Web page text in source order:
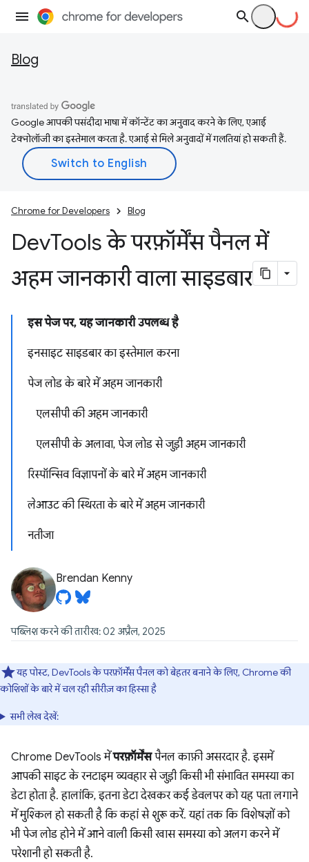
Blog
Google आपकी पसंदीदा भाषा में कॉन्टेंट का अनुवाद करने के लिए, एआई
टेक्नोलॉजी का इस्तेमाल करता है. एआई से मिले अनुवादों में गलतियां हो सकती हैं.
Chrome for Developers Blog
DevTools के परफ़ॉर्मेंस पैनल में
अहम जानकारी वाला साइडबार
इस पेज पर, यह जानकारी उपलब्ध है
इनसाइट साइडबार का इस्तेमाल करना
पेज लोड के बारे में अहम जानकारी
एलसीपी की अहम जानकारी
एलसीपी के अलावा, पेज लोड से जुड़ी अहम जानकारी
रिस्पॉन्सिव विज्ञापनों के बारे में अहम जानकारी
लेआउट की स्थिरता के बारे में अहम जानकारी
नतीजा
Brendan Kenny
पब्लिश करने की तारीख: 02 अप्रैल, 2025
यह पोस्ट, DevTools के परफ़ॉर्मेंस पैनल को बेहतर बनाने के लिए, Chrome की
कोशिशों के बारे में चल रही सीरीज़ का हिस्सा है
सभी लेख देखें:
Chrome DevTools मेंपरफ़ॉर्मेंसपैनल काफ़ी असरदार है. इसमें
आपकी साइट के रनटाइम व्यवहार से जुड़ी किसी भी संभावित समस्या का
डेटा होता है. हालांकि, इतना डेटा देखकर कई डेवलपर को यह पता लगाने
में मुश्किल हो सकती है कि कहां से शुरू करें. यहां तक कि विशेषज्ञों को
भी पेज लोड होने में आने वाली किसी खास समस्या को अलग करने में
परेशानी हो सकती है.